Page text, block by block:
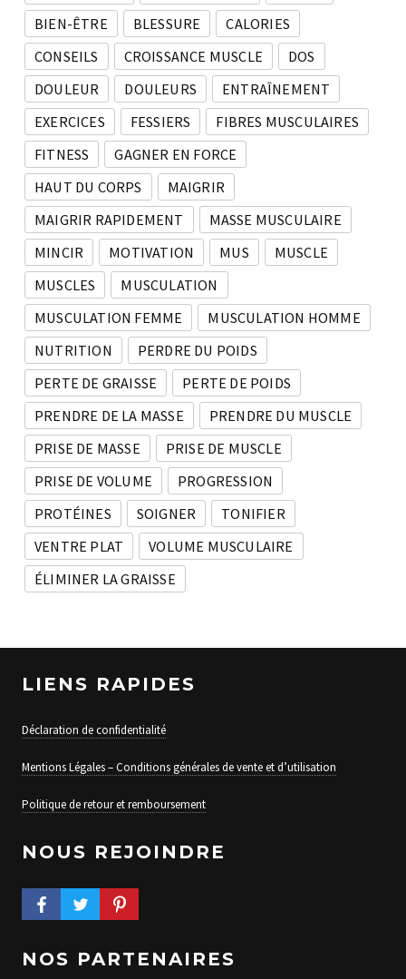
BIEN-ÊTRE
BLESSURE
CALORIES
CONSEILS
CROISSANCE MUSCLE
DOS
DOULEUR
DOULEURS
ENTRAÎNEMENT
EXERCICES
FESSIERS
FIBRES MUSCULAIRES
FITNESS
GAGNER EN FORCE
HAUT DU CORPS
MAIGRIR
MAIGRIR RAPIDEMENT
MASSE MUSCULAIRE
MINCIR
MOTIVATION MUS
MUSCLE
MUSCLES
MUSCULATION
MUSCULATION FEMME
MUSCULATION HOMME
NUTRITION
PERDRE DU POIDS
PERTE DE GRAISSE
PERTE DE POIDS
PRENDRE DE LA MASSE
PRENDRE DU MUSCLE
PRISE DE MASSE
PRISE DE MUSCLE
PRISE DE VOLUME
PROGRESSION
PROTÉINES
SOIGNER
TONIFIER
VENTRE PLAT
VOLUME MUSCULAIRE
ÉLIMINER LA GRAISSE
LIENS RAPIDES
Déclaration de confidentialité
Mentions Légales – Conditions générales de vente et d’utilisation
Politique de retour et remboursement
NOUS REJOINDRE
FACEBOOK PROFILE
TWITTER PROFILEPINTEREST PROFILE
NOS PARTENAIRES